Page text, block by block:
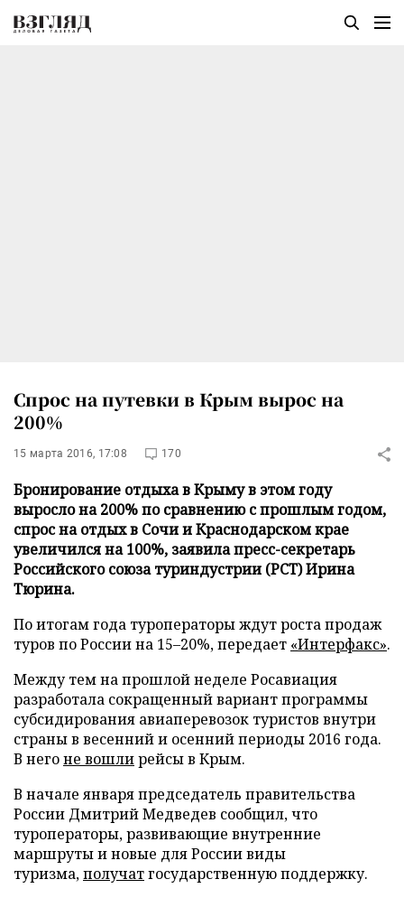
Спрос на путевки в Крым вырос на
200%
15 марта 2016, 17:08 170
Бронирование отдыха в Крыму в этом году
выросло на 200% по сравнению с прошлым годом,
спрос на отдых в Сочи и Краснодарском крае
увеличился на 100%, заявила пресс-секретарь
Российского союза туриндустрии (РСТ) Ирина
Тюрина.
По итогам года туроператоры ждут роста продаж
туров по России на 15–20%, передает «Интерфакс».
Между тем на прошлой неделе Росавиация
разработала сокращенный вариант программы
субсидирования авиаперевозок туристов внутри
страны в весенний и осенний периоды 2016 года.
В негоне вошлирейсы в Крым.
В начале января председатель правительства
России Дмитрий Медведев сообщил, что
туроператоры, развивающие внутренние
маршруты и новые для России виды
туризма,получатгосударственную поддержку.